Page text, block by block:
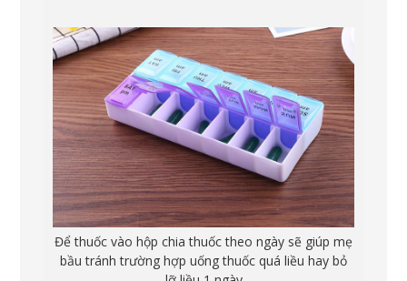
Để thuốc vào hộp chia thuốc theo ngày sẽ giúp mẹ
bầu tránh trường hợp uống thuốc quá liều hay bỏ